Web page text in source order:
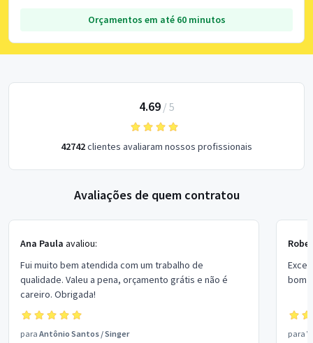
Orçamentos em até 60 minutos
4.69/ 5
42742clientes avaliaram nossos profissionais
Avaliações de quem contratou
Ana Paula avaliou:
Fui muito bem atendida com um trabalho de
qualidade. Valeu a pena, orçamento grátis e não é
careiro. Obrigada!
para Antônio Santos /Singer
bom
para